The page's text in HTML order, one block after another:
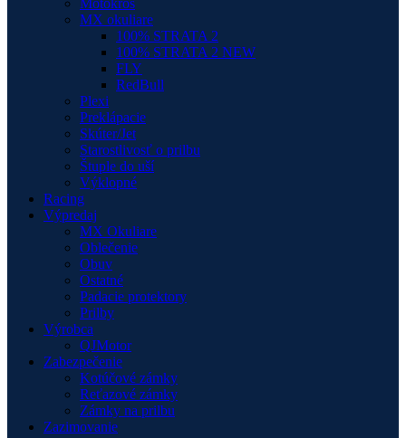
Motokros
MX okuliare
100% STRATA 2
100% STRATA 2 NEW
FLY
RedBull
Plexi
Preklápacie
Skúter/Jet
Starostlivosť o prilbu
Štuple do uší
Výklopné
Racing
Výpredaj
MX Okuliare
Oblečenie
Obuv
Ostatné
Padacie protektory
Prilby
Výrobca
QJMotor
Zabezpečenie
Kotúčové zámky
Reťazové zámky
Zámky na prilbu
Zazimovanie